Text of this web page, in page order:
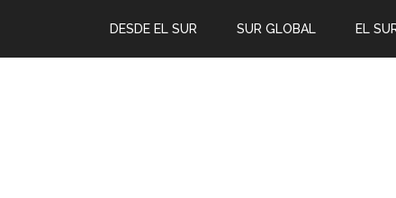
DESDE EL SUR SUR GLOBAL EL